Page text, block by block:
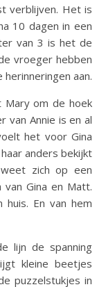
verblijven. Het is
10 dagen in een
van 3 is het de
vroeger hebben
aan.
Mary om de hoek
van Annie is en al
het voor Gina
anders bekijkt
zich op een
Gina en Matt.
huis. En van hem
lijn de spanning
kleine beetjes
puzzelstukjes in